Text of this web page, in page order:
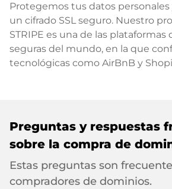
Protegemos tus datos
un cifrado SSL seguro. Nuestro
STRIPE es una de las plataformas
seguras del mundo, en la que
tecnológicas como AirBnB y
Preguntas y respuestas
sobre la compra de
Estas preguntas son
compradores de dominios.